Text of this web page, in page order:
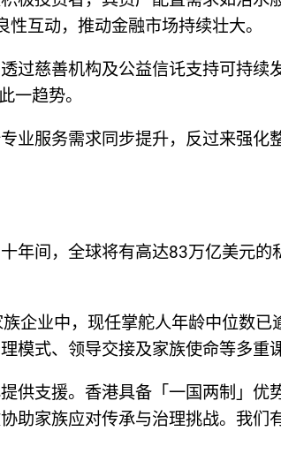
互动，推动金融市场持续壮大。
过慈善机构及公益信讬支持可持续
一趋势。
业服务需求同步提升，反过来强化
年间，全球将有高达83万亿美元的
企业中，现任掌舵人年龄中位数
模式、领导交接及家族使命等多重课
供支援。香港具备「一国两制」优
助家族应对传承与治理挑战。我们